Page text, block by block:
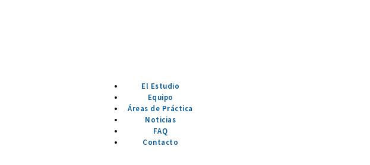
El Estudio
Equipo
Áreas de Práctica
Noticias
FAQ
Contacto